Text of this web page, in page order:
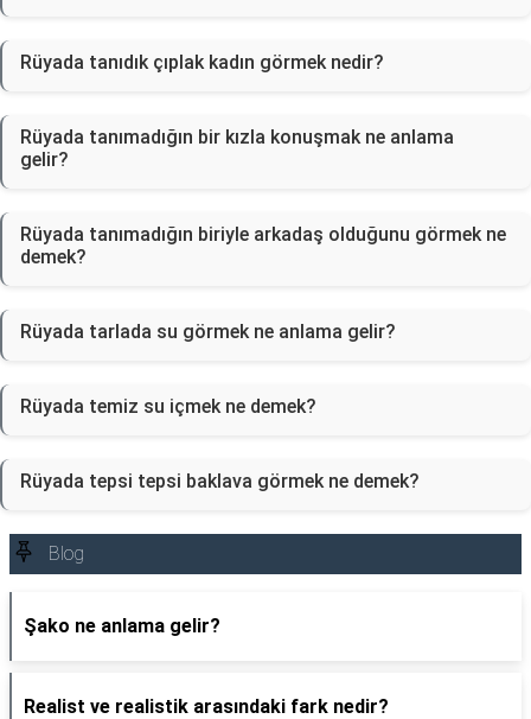
Rüyada tanıdık çıplak kadın görmek nedir?
Rüyada tanımadığın bir kızla konuşmak ne anlama
gelir?
Rüyada tanımadığın biriyle arkadaş olduğunu görmek ne
demek?
Rüyada tarlada su görmek ne anlama gelir?
Rüyada temiz su içmek ne demek?
Rüyada tepsi tepsi baklava görmek ne demek?
Blog
Şako ne anlama gelir?
Realist ve realistik arasındaki fark nedir?